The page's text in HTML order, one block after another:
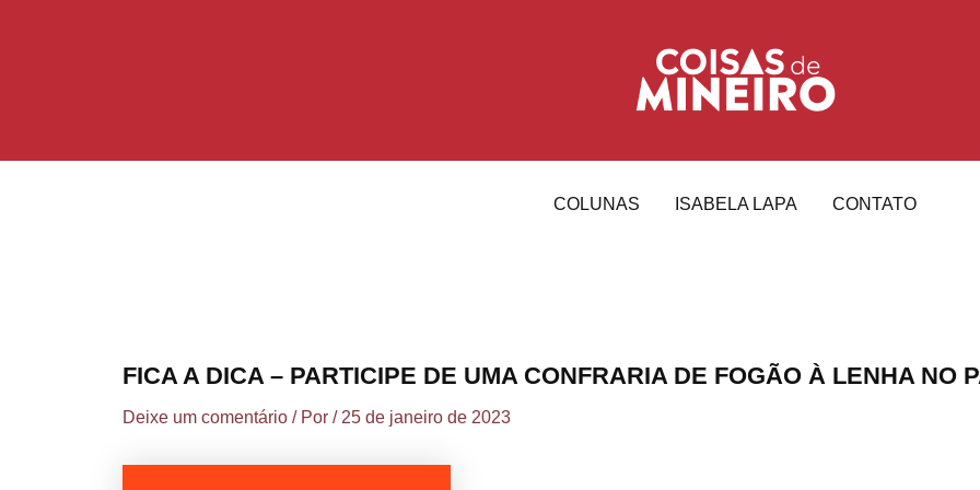
COLUNAS ISABELA LAPA CONTATO
FICA A DICA – PARTICIPE DE UMA CONFRARIA DE FOGÃO À LENHA NO
Deixe um comentário / Por / 25 de janeiro de 2023